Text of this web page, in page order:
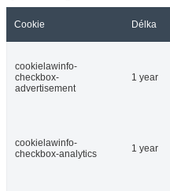
Cookie Délka
cookielawinfo-
checkbox-
advertisement
1 year
cookielawinfo-
checkbox-analytics
1 year